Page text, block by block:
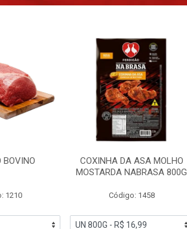
BOVINO
1210
COXINHA DA ASA MOLHO
MOSTARDA NABRASA 800G
Código: 1458